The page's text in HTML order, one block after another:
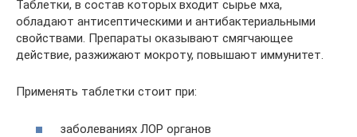
Таблетки, в состав которых входит сырье мха,
обладают антисептическими и антибактериальными
свойствами. Препараты оказывают смягчающее
действие, разжижают мокроту, повышают иммунитет.
Применять таблетки стоит при:
заболеваниях ЛОР органов